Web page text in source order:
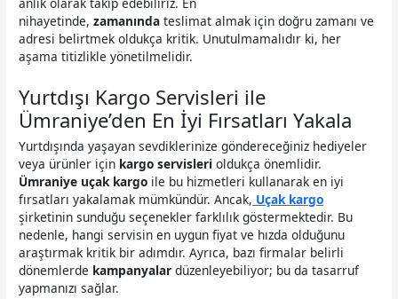
nihayetinde,zamanında teslimat almak için doğru zamanı ve
adresi belirtmek oldukça kritik. Unutulmamalıdır ki, her
aşama titizlikle yönetilmelidir.
Yurtdışı Kargo Servisleri ile
Ümraniye’den En İyi Fırsatları Yakala
Yurtdışında yaşayan sevdiklerinize göndereceğiniz hediyeler
veya ürünler için kargo servisleri oldukça önemlidir.
Ümraniye uçak kargo ile bu hizmetleri kullanarak en iyi
fırsatları yakalamak mümkündür. Ancak, Uçak kargo
şirketinin sunduğu seçenekler farklılık göstermektedir. Bu
nedenle, hangi servisin en uygun fiyat ve hızda olduğunu
araştırmak kritik bir adımdır. Ayrıca, bazı firmalar belirli
dönemlerde kampanyalar düzenleyebiliyor; bu da tasarruf
yapmanızı sağlar.